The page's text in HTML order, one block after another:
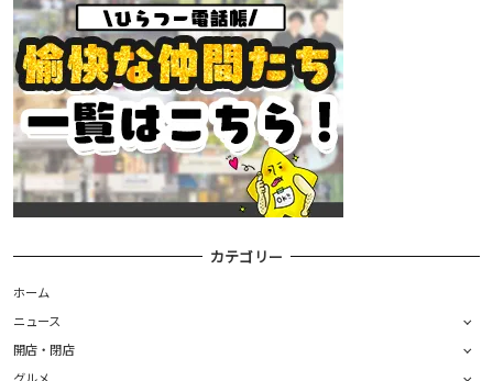
カテゴリー
ホーム
ニュース
開店・閉店
グルメ